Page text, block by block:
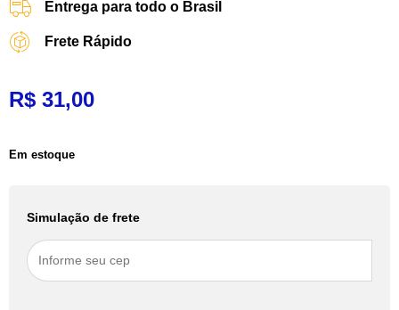
Entrega para todo o Brasil
Frete Rápido
R$ 31,00
Em estoque
Simulação de frete